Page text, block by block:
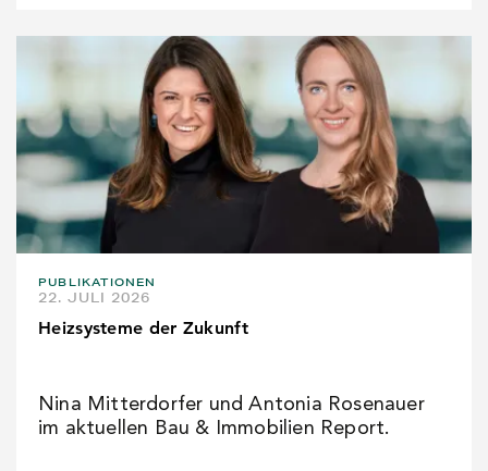
PUBLIKATIONEN
22. JULI 2026
Heizsysteme der Zukunft
Nina Mitterdorfer und Antonia Rosenauer
im aktuellen Bau & Immobilien Report.